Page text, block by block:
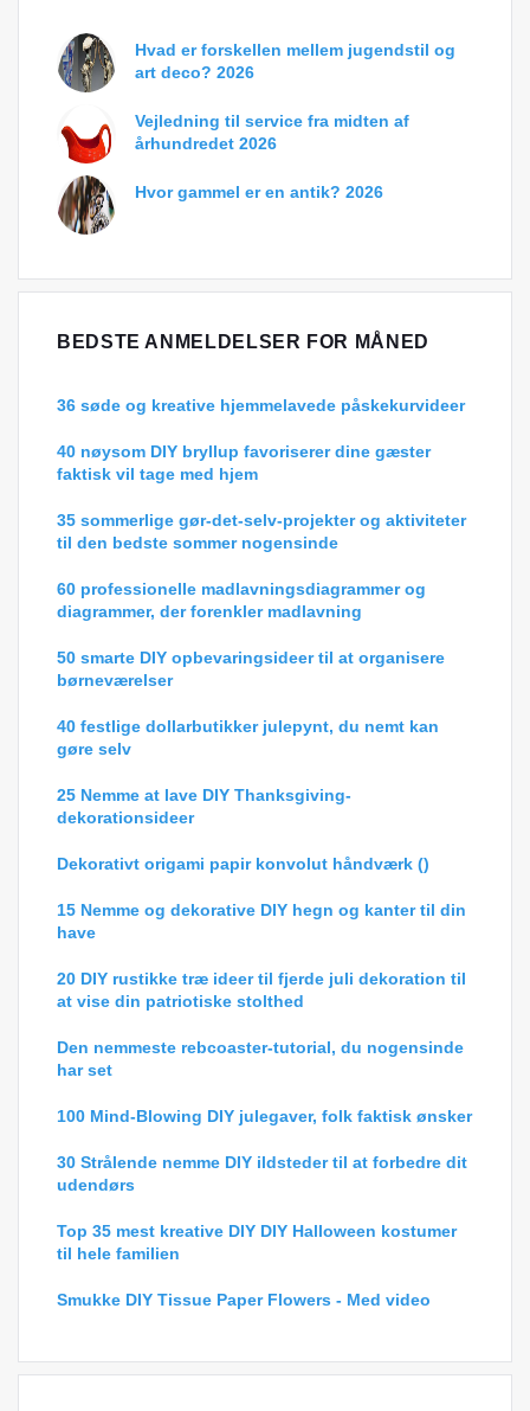
Hvad er forskellen mellem jugendstil og
art deco? 2026
Vejledning til service fra midten af ​​
århundredet 2026
Hvor gammel er en antik? 2026
BEDSTE ANMELDELSER FOR MÅNED
36 søde og kreative hjemmelavede påskekurvideer
40 nøysom DIY bryllup favoriserer dine gæster
faktisk vil tage med hjem
35 sommerlige gør-det-selv-projekter og aktiviteter
til den bedste sommer nogensinde
60 professionelle madlavningsdiagrammer og
diagrammer, der forenkler madlavning
50 smarte DIY opbevaringsideer til at organisere
børneværelser
40 festlige dollarbutikker julepynt, du nemt kan
gøre selv
25 Nemme at lave DIY Thanksgiving-
dekorationsideer
Dekorativt origami papir konvolut håndværk ()
15 Nemme og dekorative DIY hegn og kanter til din
have
20 DIY rustikke træ ideer til fjerde juli dekoration til
at vise din patriotiske stolthed
Den nemmeste rebcoaster-tutorial, du nogensinde
har set
100 Mind-Blowing DIY julegaver, folk faktisk ønsker
30 Strålende nemme DIY ildsteder til at forbedre dit
udendørs
Top 35 mest kreative DIY DIY Halloween kostumer
til hele familien
Smukke DIY Tissue Paper Flowers - Med video